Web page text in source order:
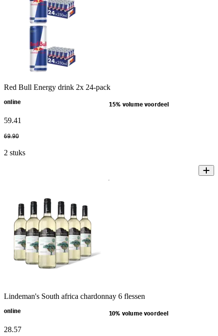
Red Bull Energy drink 2x 24-pack
online 15% volume voordeel
59.41
69.90
2 stuks
Lindeman's South africa chardonnay 6 flessen
online 10% volume voordeel
28.57